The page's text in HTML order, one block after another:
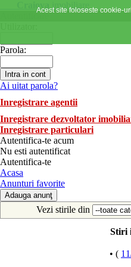
Craiova
imobiliare
Autentificare
Parola:
Ai uitat parola?
Inregistrare agentii
Inregistrare dezvoltator
Inregistrare particulari
Autentifica-te acum
Nu esti autentificat
Autentifica-te
Acasa
Anunturi favorite
Vezi stirile din
Stiri
• (
Acest site foloseste cookie-